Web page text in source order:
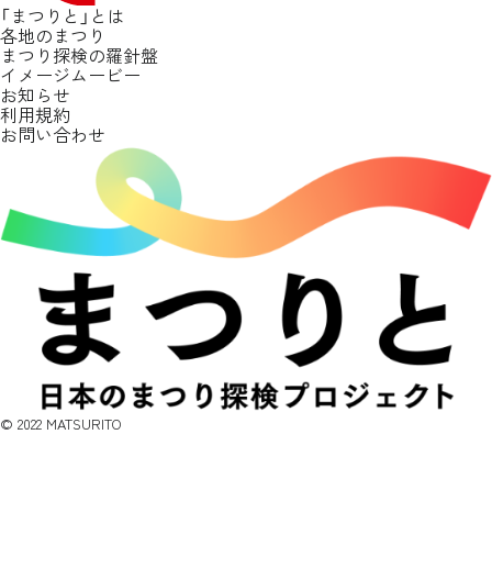
「まつりと」とは
各地のまつり
まつり探検の羅針盤
イメージムービー
お知らせ
利用規約
お問い合わせ
©︎ 2022 MATSURITO